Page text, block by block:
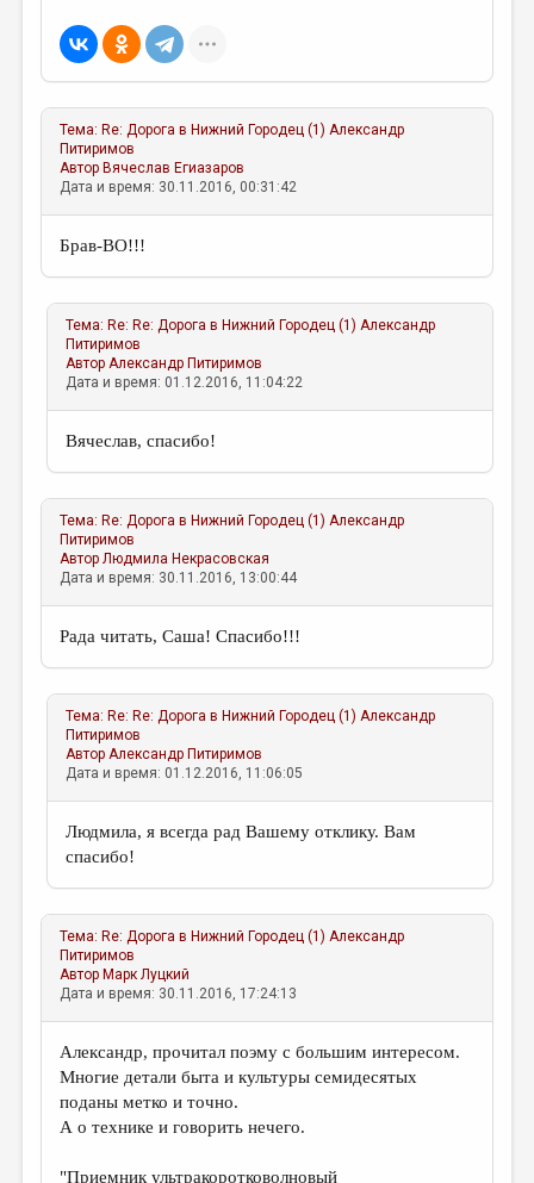
Тема: Re: Дорога в Нижний Городец (1) Александр
Питиримов
Автор Вячеслав Егиазаров
Дата и время: 30.11.2016, 00:31:42
Брав-ВО!!!
Тема: Re: Re: Дорога в Нижний Городец (1) Александр
Питиримов
АвторАлександр Питиримов
Дата и время: 01.12.2016, 11:04:22
Вячеслав, спасибо!
Тема: Re: Дорога в Нижний Городец (1) Александр
Питиримов
АвторЛюдмила Некрасовская
Дата и время: 30.11.2016, 13:00:44
Рада читать, Саша! Спасибо!!!
Тема: Re: Re: Дорога в Нижний Городец (1) Александр
Питиримов
АвторАлександр Питиримов
Дата и время: 01.12.2016, 11:06:05
Людмила, я всегда рад Вашему отклику. Вам
спасибо!
Тема: Re: Дорога в Нижний Городец (1) Александр
Питиримов
Автор Марк Луцкий
Дата и время: 30.11.2016, 17:24:13
Александр, прочитал поэму с большим интересом.
Многие детали быта и культуры семидесятых
поданы метко и точно.
А о технике и говорить нечего.
"Приемник ультракоротковолновый